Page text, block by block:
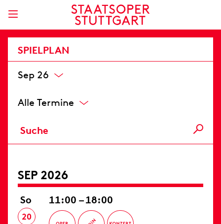
SPIELPLAN
Sep 26
Alle Termine
SEP 2026
So
20
11:00 – 18:00